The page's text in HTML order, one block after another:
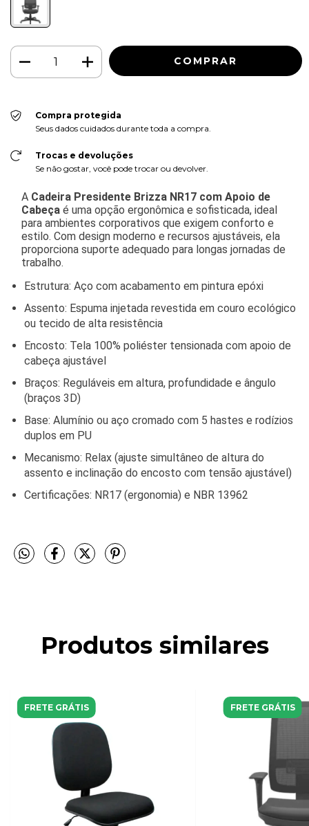
Compra protegida
Seus dados cuidados durante toda a compra.
Trocas e devoluções
Se não gostar, você pode trocar ou devolver.
A Cadeira Presidente Brizza NR17 com Apoio de
Cabeça é uma opção ergonômica e sofisticada, ideal
para ambientes corporativos que exigem conforto e
estilo. Com design moderno e recursos ajustáveis, ela
proporciona suporte adequado para longas jornadas de
trabalho.
Estrutura: Aço com acabamento em pintura epóxi
Assento: Espuma injetada revestida em couro ecológico
ou tecido de alta resistência
Encosto: Tela 100% poliéster tensionada com apoio de
cabeça ajustável
Braços: Reguláveis em altura, profundidade e ângulo
(braços 3D)
Base: Alumínio ou aço cromado com 5 hastes e rodízios
duplos em PU
Mecanismo: Relax (ajuste simultâneo de altura do
assento e inclinação do encosto com tensão ajustável)
Certificações: NR17 (ergonomia) e NBR 13962​
Produtos similares
FRETE GRÁTIS FRETE GRÁTIS